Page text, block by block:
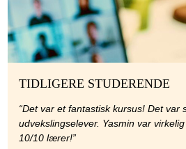
TIDLIGERE STUDERENDE
“Det var et fantastisk kursus! Det var
udvekslingselever. Yasmin var
10/10 lærer!”